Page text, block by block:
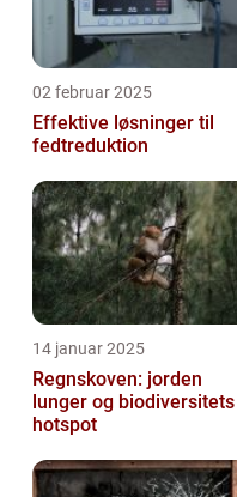
02 februar 2025
Effektive løsninger til
fedtreduktion
14 januar 2025
Regnskoven: jorden
lunger og biodiversitets
hotspot